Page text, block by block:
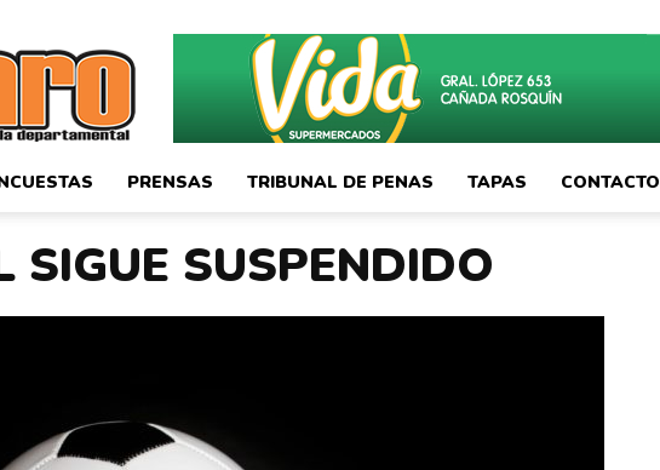
PRENSAS TRIBUNAL DE PENAS TAPAS CONTACTO
SIGUE SUSPENDIDO